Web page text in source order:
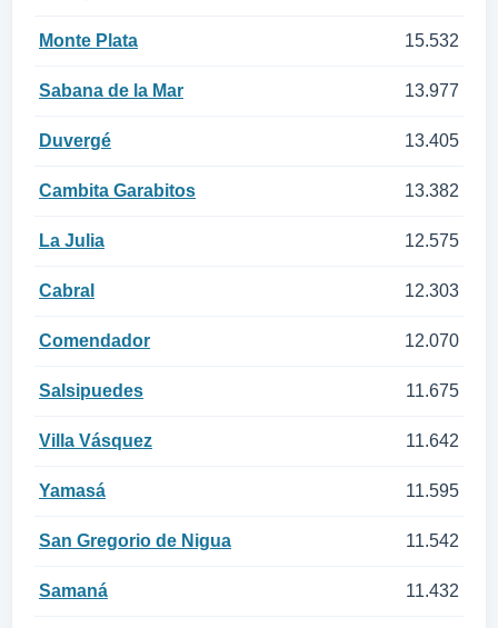
Monte Plata 15.532
Sabana de la Mar 13.977
Duvergé 13.405
Cambita Garabitos 13.382
La Julia 12.575
Cabral 12.303
Comendador 12.070
Salsipuedes 11.675
Villa Vásquez 11.642
Yamasá 11.595
San Gregorio de Nigua 11.542
Samaná 11.432